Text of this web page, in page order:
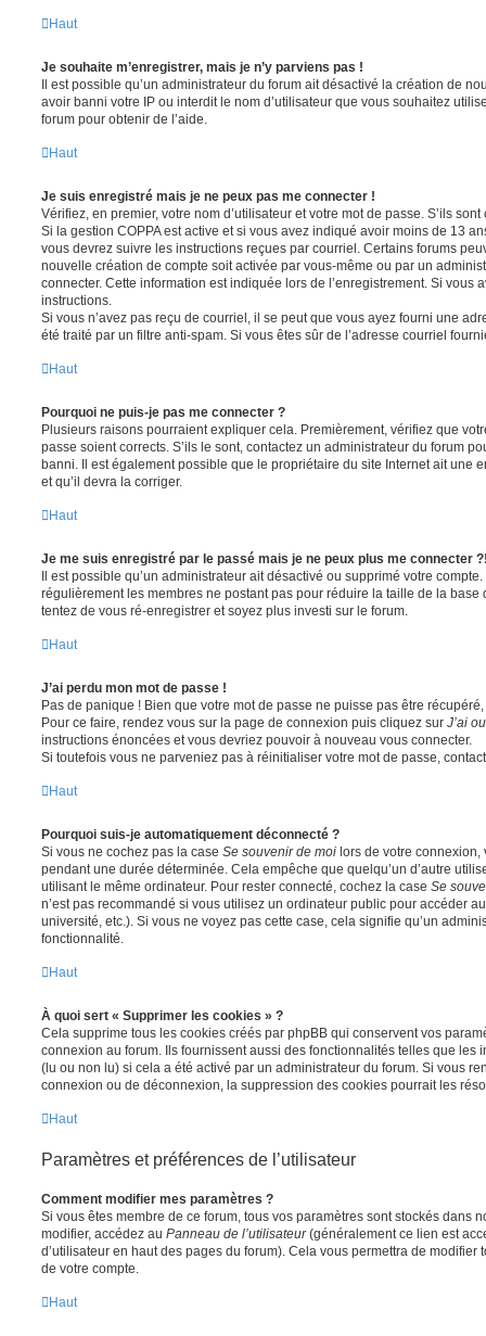
Haut
Je souhaite m’enregistrer, mais je n’y parviens pas !
Il est possible qu’un administrateur du forum ait désactivé la création de
avoir banni votre IP ou interdit le nom d’utilisateur que vous souhaitez
forum pour obtenir de l’aide.
Haut
Je suis enregistré mais je ne peux pas me connecter !
Vérifiez, en premier, votre nom d’utilisateur et votre mot de passe. S’ils
Si la gestion COPPA est active et si vous avez indiqué avoir moins de 13
vous devrez suivre les instructions reçues par courriel. Certains forums
nouvelle création de compte soit activée par vous-même ou par un
connecter. Cette information est indiquée lors de l’enregistrement. Si vous
instructions.
Si vous n’avez pas reçu de courriel, il se peut que vous ayez fourni une
été traité par un filtre anti-spam. Si vous êtes sûr de l’adresse courriel
Haut
Pourquoi ne puis-je pas me connecter ?
Plusieurs raisons pourraient expliquer cela. Premièrement, vérifiez que
passe soient corrects. S’ils le sont, contactez un administrateur du forum
banni. Il est également possible que le propriétaire du site Internet ait une
et qu’il devra la corriger.
Haut
Je me suis enregistré par le passé mais je ne peux plus me connecter
Il est possible qu’un administrateur ait désactivé ou supprimé votre
régulièrement les membres ne postant pas pour réduire la taille de la base
tentez de vous ré-enregistrer et soyez plus investi sur le forum.
Haut
J’ai perdu mon mot de passe !
Pas de panique ! Bien que votre mot de passe ne puisse pas être
Pour ce faire, rendez vous sur la page de connexion puis cliquez sur J’ai
instructions énoncées et vous devriez pouvoir à nouveau vous connecter.
Si toutefois vous ne parveniez pas à réinitialiser votre mot de passe,
Haut
Pourquoi suis-je automatiquement déconnecté ?
Si vous ne cochez pas la case Se souvenir de moi lors de votre connexion,
pendant une durée déterminée. Cela empêche que quelqu’un d’autre
utilisant le même ordinateur. Pour rester connecté, cochez la case Se
n’est pas recommandé si vous utilisez un ordinateur public pour accéder
université, etc.). Si vous ne voyez pas cette case, cela signifie qu’un
fonctionnalité.
Haut
À quoi sert « Supprimer les cookies » ?
Cela supprime tous les cookies créés par phpBB qui conservent vos
connexion au forum. Ils fournissent aussi des fonctionnalités telles que les
(lu ou non lu) si cela a été activé par un administrateur du forum. Si vous
connexion ou de déconnexion, la suppression des cookies pourrait les
Haut
Paramètres et préférences de l’utilisateur
Comment modifier mes paramètres ?
Si vous êtes membre de ce forum, tous vos paramètres sont stockés dans
modifier, accédez au Panneau de l’utilisateur(généralement ce lien est
d’utilisateur en haut des pages du forum). Cela vous permettra de modifier
de votre compte.
Haut